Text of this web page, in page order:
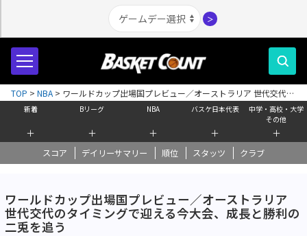
＞
新着
＋
Bリーグ
＋
NBA
＋
バスケ日本代表
＋
中学・高校・大学
その他
＋
スコア デイリーサマリー 順位 スタッツ クラブ
TOP > NBA > ワールドカップ出場国プレビュー／オーストラリア 世代交代の
タイミングで迎える今大会、成長と勝利の二兎を追う
ワールドカップ出場国プレビュー／オーストラリア
世代交代のタイミングで迎える今大会、成長と勝利の
二兎を追う